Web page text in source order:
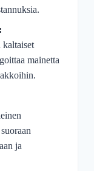
kaltaiset
mainetta
ja